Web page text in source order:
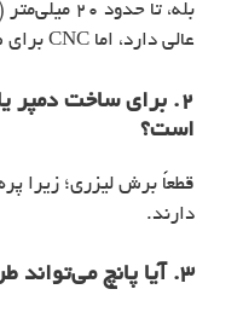
بله، تا
عالی دارد، اما CNC برای ضخامت‌های خیلی زیاد بهتر است.
۲. برای ساخت دمپر
است؟
قطعاً برش لیزری؛ زیرا
دارند.
۳. آیا پانچ می‌تواند طرح‌های پیچیده را اجرا کند؟